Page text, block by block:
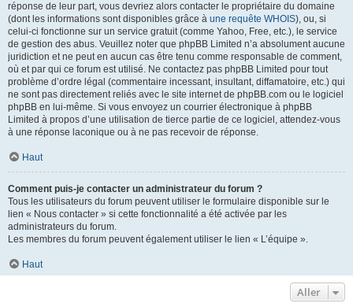
réponse de leur part, vous devriez alors contacter le propriétaire du domaine
(dont les informations sont disponibles grâce à une requête WHOIS), ou, si
celui-ci fonctionne sur un service gratuit (comme Yahoo, Free, etc.), le service
de gestion des abus. Veuillez noter que phpBB Limited n’a absolument aucune
juridiction et ne peut en aucun cas être tenu comme responsable de comment,
où et par qui ce forum est utilisé. Ne contactez pas phpBB Limited pour tout
problème d’ordre légal (commentaire incessant, insultant, diffamatoire, etc.) qui
ne sont pas directement reliés avec le site internet de phpBB.com ou le logiciel
phpBB en lui-même. Si vous envoyez un courrier électronique à phpBB
Limited à propos d’une utilisation de tierce partie de ce logiciel, attendez-vous
à une réponse laconique ou à ne pas recevoir de réponse.
Haut
Comment puis-je contacter un administrateur du forum ?
Tous les utilisateurs du forum peuvent utiliser le formulaire disponible sur le
lien « Nous contacter » si cette fonctionnalité a été activée par les
administrateurs du forum.
Les membres du forum peuvent également utiliser le lien « L’équipe ».
Haut
Aller